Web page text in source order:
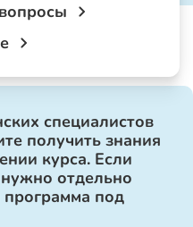
специалистов
получить знания
курса. Если
отдельно
программа под